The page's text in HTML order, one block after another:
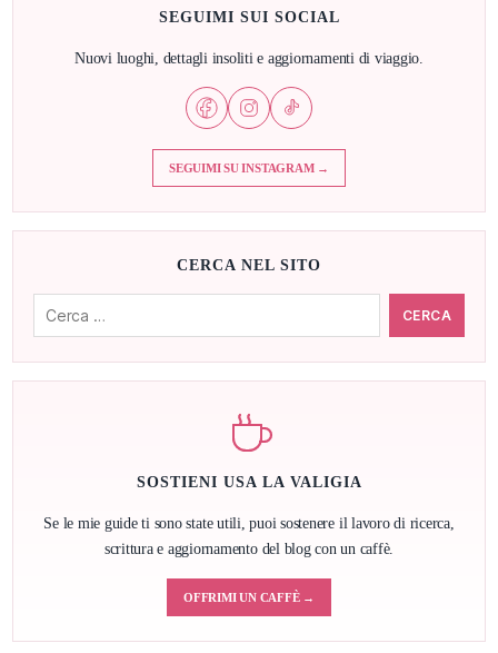
SEGUIMI SUI SOCIAL
Nuovi luoghi, dettagli insoliti e aggiornamenti di viaggio.
SEGUIMI SU INSTAGRAM →
CERCA NEL SITO
SOSTIENI USA LA VALIGIA
Se le mie guide ti sono state utili, puoi sostenere il lavoro di ricerca,
scrittura e aggiornamento del blog con un caffè.
OFFRIMI UN CAFFÈ →